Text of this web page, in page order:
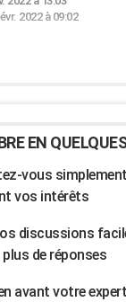
2022 à 09:02
EN
vous
vos intérêts
discussions
de réponses
avant votre